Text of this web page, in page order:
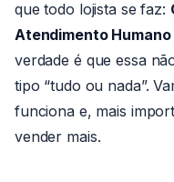
que todo lojista se faz:
Atendimento Humano
verdade é que essa
tipo “tudo ou nada”.
funciona e, mais
vender mais.